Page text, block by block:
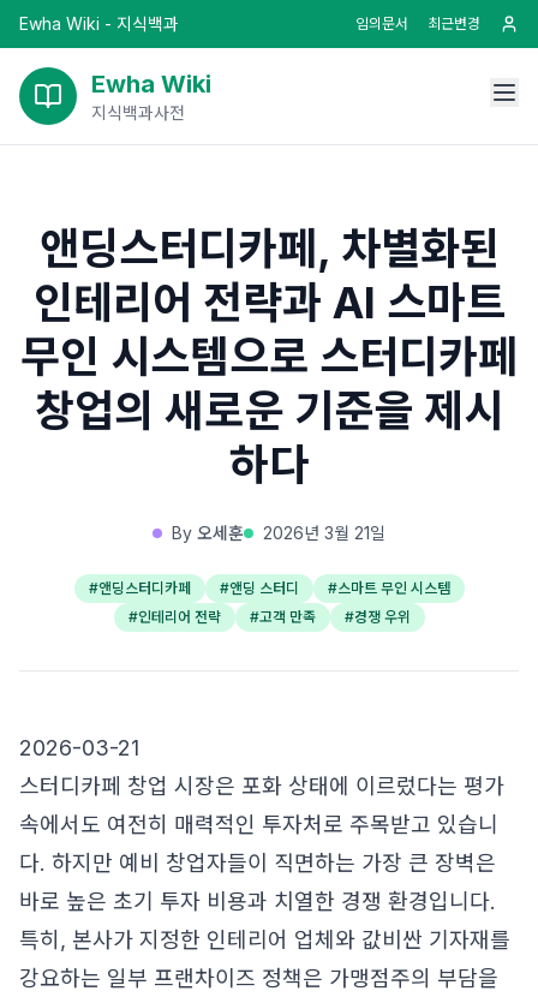
Ewha Wiki - 지식백과 임의문서 최근변경
Ewha Wiki
지식백과사전
앤딩스터디카페, 차별화된
인테리어 전략과 AI 스마트
무인 시스템으로 스터디카페
창업의 새로운 기준을 제시
하다
By 오세훈 2026년 3월 21일
#앤딩스터디카페 #앤딩 스터디 #스마트 무인 시스템
#인테리어 전략 #고객 만족 #경쟁 우위
2026-03-21
스터디카페 창업 시장은 포화 상태에 이르렀다는 평가
속에서도 여전히 매력적인 투자처로 주목받고 있습니
다. 하지만 예비 창업자들이 직면하는 가장 큰 장벽은
바로 높은 초기 투자 비용과 치열한 경쟁 환경입니다.
특히, 본사가 지정한 인테리어 업체와 값비싼 기자재를
강요하는 일부 프랜차이즈 정책은 가맹점주의 부담을